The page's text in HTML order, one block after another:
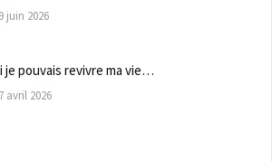
juin 2026
je pouvais revivre ma vie…
avril 2026